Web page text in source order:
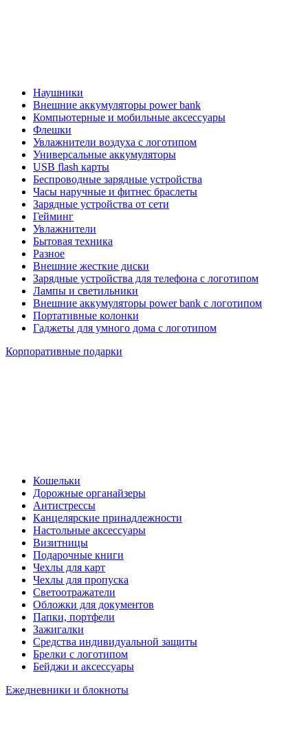
Наушники
Внешние аккумуляторы power bank
Компьютерные и мобильные аксессуары
Флешки
Увлажнители воздуха с логотипом
Универсальные аккумуляторы
USB flash карты
Беспроводные зарядные устройства
Часы наручные и фитнес браслеты
Зарядные устройства от сети
Гейминг
Увлажнители
Бытовая техника
Разное
Внешние жесткие диски
Зарядные устройства для телефона с логотипом
Лампы и светильники
Внешние аккумуляторы power bank с логотипом
Портативные колонки
Гаджеты для умного дома с логотипом
Корпоративные подарки
Кошельки
Дорожные органайзеры
Антистрессы
Канцелярские принадлежности
Настольные аксессуары
Визитницы
Подарочные книги
Чехлы для карт
Чехлы для пропуска
Светоотражатели
Обложки для документов
Папки, портфели
Зажигалки
Средства индивидуальной защиты
Брелки с логотипом
Бейджи и аксессуары
Ежедневники и блокноты